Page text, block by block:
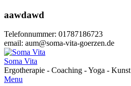
Skip
content
aawdawd
Telefonnummer: 01787186723
email: aum@soma-vita-goerzen.de
Soma Vita
Ergotherapie - Coaching - Yoga - Kunst
Primary
Menu